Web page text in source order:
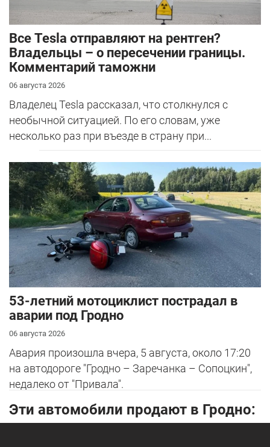
Все Tesla отправляют на рентген?
Владельцы – о пересечении границы.
Комментарий таможни
06 августа 2026
Владелец Tesla рассказал, что столкнулся с
необычной ситуацией. По его словам, уже
несколько раз при въезде в страну при...
53-летний мотоциклист пострадал в
аварии под Гродно
06 августа 2026
Авария произошла вчера, 5 августа, около 17:20
на автодороге "Гродно – Заречанка – Сопоцкин",
недалеко от "Привала".
Эти автомобили продают в Гродно: